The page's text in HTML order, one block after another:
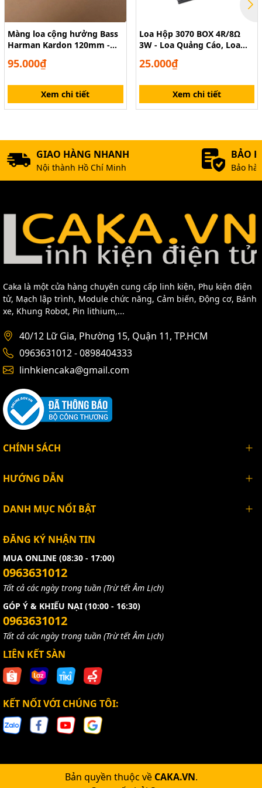
Màng loa cộng hưởng Bass
Harman Kardon 120mm -
95.000₫
Xem chi tiết
Loa Hộp 3070 BOX 4R/8Ω
3W - Loa Quảng Cáo, Loa
Hợp
25.000₫
Xem chi tiết
GIAO HÀNG NHANH
Nội thành Hồ Chí Minh
BẢO
Bảo
Caka là một cửa hàng chuyên cung cấp linh kiện, Phụ kiện điện
tử, Mạch lập trình, Module chức năng, Cảm biến, Động cơ, Bánh
xe, Khung Robot, Pin lithium,...
40/12 Lữ Gia, Phường 15, Quận 11, TP.HCM
0963631012 - 0898404333
linhkiencaka@gmail.com
CHÍNH SÁCH
HƯỚNG DẪN
DANH MỤC NỔI BẬT
ĐĂNG KÝ NHẬN TIN
MUA ONLINE (08:30 - 17:00)
0963631012
Tất cả các ngày trong tuần (Trừ tết Âm Lịch)
GÓP Ý & KHIẾU NẠI (10:00 - 16:30)
0963631012
Tất cả các ngày trong tuần (Trừ tết Âm Lịch)
LIÊN KẾT SÀN
KẾT NỐI VỚI CHÚNG TÔI:
Bản quyền thuộc về CAKA.VN.